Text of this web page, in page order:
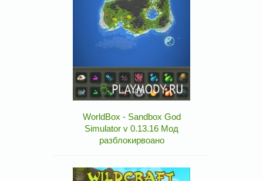
WorldBox - Sandbox God
Simulator v 0.13.16 Мод
разблокирвоано